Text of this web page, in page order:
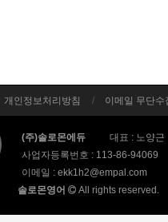
개인정보처리방침 이메일 무단수
(주)솔로몬에듀 대표 : 노양근
사업자등록번호 : 113-86-94069
이메일 : ekk1h2@empal.com
솔로몬영어
All rights reserved.